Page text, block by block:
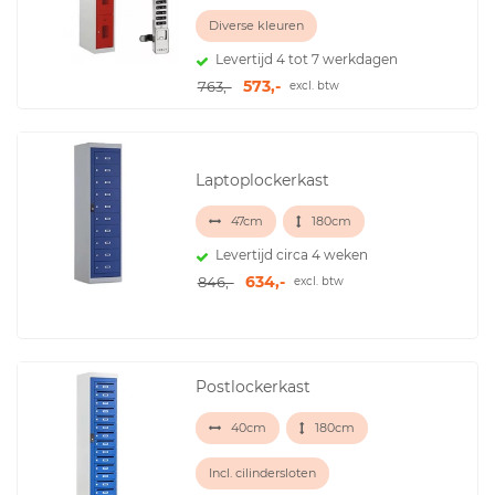
Diverse kleuren
Levertijd 4 tot 7 werkdagen
763,- 573,- excl. btw
Laptoplockerkast
47cm 180cm
Levertijd circa 4 weken
846,- 634,- excl. btw
Postlockerkast
40cm 180cm
Incl. cilindersloten